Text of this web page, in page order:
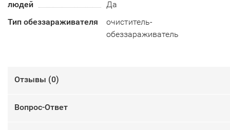
людей
Да
Тип обеззараживателя
очиститель-
обеззараживатель
Отзывы (0)
Вопрос-Ответ